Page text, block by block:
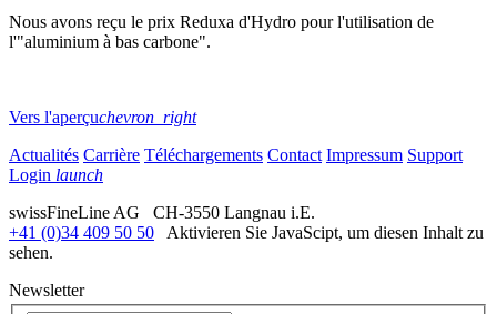
Nous avons reçu le prix Reduxa d'Hydro pour l'utilisation de
l'"aluminium à bas carbone".
Vers l'aperçuchevron_right
Actualités Carrière Téléchargements Contact Impressum Support
Login launch
swissFineLine AG CH-3550 Langnau i.E.
+41 (0)34 409 50 50
Aktivieren Sie JavaScipt, um diesen Inhalt zu
sehen.
Newsletter